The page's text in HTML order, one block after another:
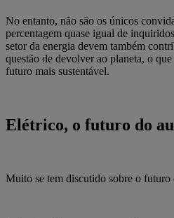
No entanto, não são os únicos
percentagem quase igual de
setor da energia devem também
questão de devolver ao planeta, o
futuro mais sustentável.
Elétrico, o futuro do
Muito se tem discutido sobre o futuro